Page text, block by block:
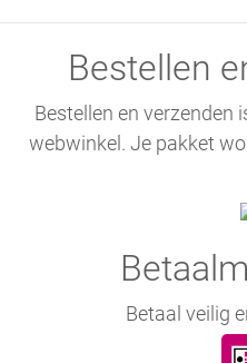
Bestellen
Bestellen en verzenden
webwinkel. Je pakket
Betaal veilig